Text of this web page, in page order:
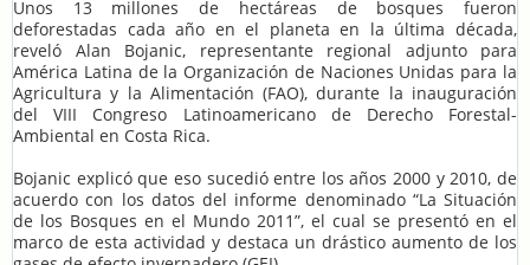
Unos 13 millones de hectáreas de bosques fueron
deforestadas cada año en el planeta en la última década,
reveló Alan Bojanic, representante regional adjunto para
América Latina de la Organización de Naciones Unidas para la
Agricultura y la Alimentación (FAO), durante la inauguración
del VIII Congreso Latinoamericano de Derecho Forestal-
Ambiental en Costa Rica.
Bojanic explicó que eso sucedió entre los años 2000 y 2010, de
acuerdo con los datos del informe denominado “La Situación
de los Bosques en el Mundo 2011”, el cual se presentó en el
marco de esta actividad y destaca un drástico aumento de los